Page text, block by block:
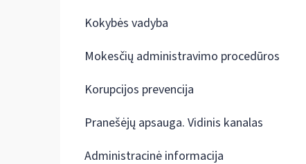
Kokybės vadyba
Mokesčių administravimo procedūros
Korupcijos prevencija
Pranešėjų apsauga. Vidinis kanalas
Administracinė informacija